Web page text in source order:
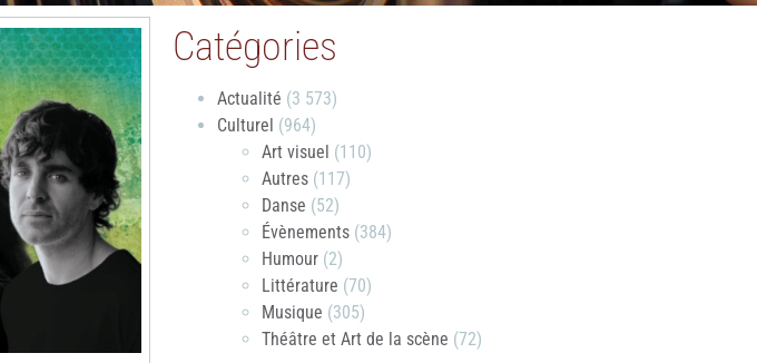
Catégories
Actualité (3 573)
Culturel (964)
Art visuel (110)
Autres (117)
Danse (52)
Évènements (384)
Humour (2)
Littérature (70)
Musique (305)
Théâtre et Art de la scène (72)